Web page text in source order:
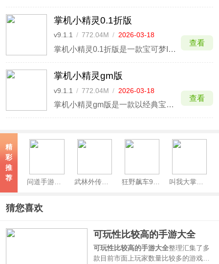
掌机小精灵0.1折版
v9.1.1 / 772.04M / 2026-03-18
掌机小精灵0.1折版是一款宝可梦IP题材的养成回合制RPG游戏，此版本内置0.1充值优惠折扣。游戏故事背景设定在斯贝瑞特大陆，玩家将化身为精灵训练师，与自己的伙伴一起展开奇妙的冒险之旅。
查看
掌机小精灵gm版
v9.1.1 / 772.04M / 2026-03-18
掌机小精灵gm版是一款以经典宝可梦世界为背景的捉宠回合制RPG手游，此版本玩家可免费激活GM后台，进而修改游戏钻石及礼包福利。游戏中，玩家将扮演一名精灵训练师，在广阔的开放世界自由冒险，通过野外捕捉、孵蛋等方式收集精灵。
查看
精
彩
推
荐
问道手游官服 武林外传手游官方版
猜您喜欢
可玩性比较高的手游大全
可玩性比较高的手游大全整理汇集了多
款目前市面上玩家数量比较多的游戏，